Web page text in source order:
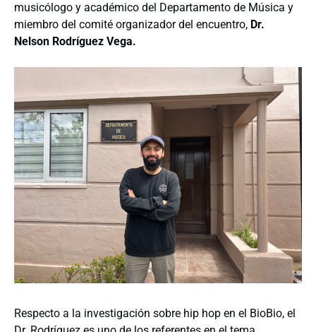
musicólogo y académico del Departamento de Música y
miembro del comité organizador del encuentro, Dr.
Nelson Rodríguez Vega.
Respecto a la investigación sobre hip hop en el BioBio, el